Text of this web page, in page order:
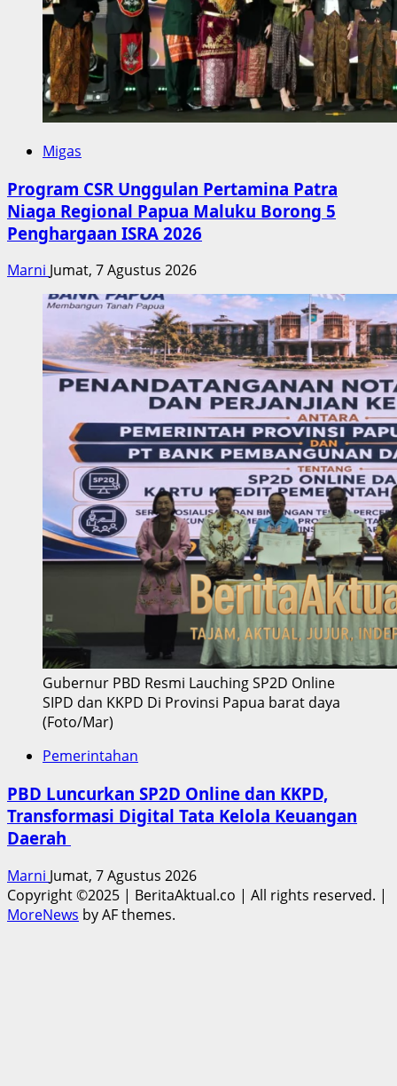
Migas
Program CSR Unggulan Pertamina Patra
Niaga Regional Papua Maluku Borong 5
Penghargaan ISRA 2026
Marni Jumat, 7 Agustus 2026
Gubernur PBD Resmi Lauching SP2D Online
SIPD dan KKPD Di Provinsi Papua barat daya
(Foto/Mar)
Pemerintahan
PBD Luncurkan SP2D Online dan KKPD,
Transformasi Digital Tata Kelola Keuangan
Daerah
Marni Jumat, 7 Agustus 2026
Copyright ©2025 | BeritaAktual.co | All rights reserved. |
MoreNews by AF themes.